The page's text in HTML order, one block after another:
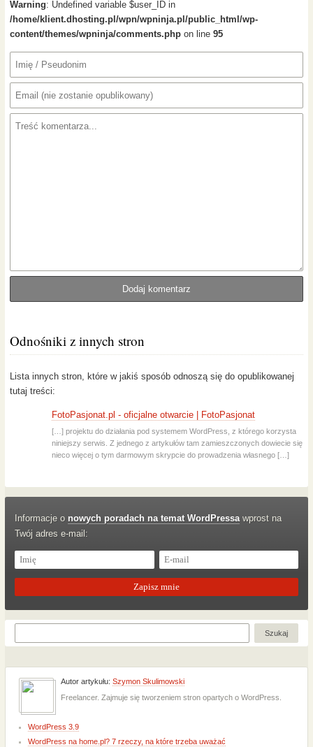
Warning: Undefined variable $user_ID in
/home/klient.dhosting.pl/wpn/wpninja.pl/public_html/wp-
content/themes/wpninja/comments.php on line 95
Odnośniki z innych stron
Lista innych stron, które w jakiś sposób odnoszą się do opublikowanej
tutaj treści:
FotoPasjonat.pl - oficjalne otwarcie | FotoPasjonat
[…] projektu do działania pod systemem WordPress, z którego korzysta
niniejszy serwis. Z jednego z artykułów tam zamieszczonych dowiecie się
nieco więcej o tym darmowym skrypcie do prowadzenia własnego […]
Informacje o nowych poradach na temat WordPressa wprost na
Twój adres e-mail:
Autor artykułu: Szymon Skulimowski
Freelancer. Zajmuje się tworzeniem stron opartych o WordPress.
WordPress 3.9
WordPress na home.pl? 7 rzeczy, na które trzeba uważać